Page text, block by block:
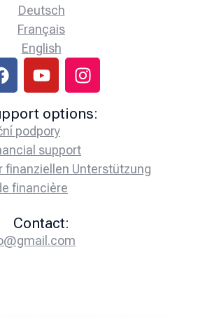
Deutsch
Français
English
options:
podpory
support
finanziellen Unterstützung
financière
Contact: